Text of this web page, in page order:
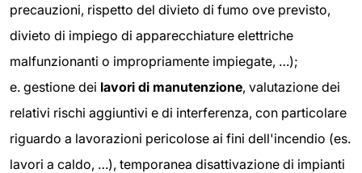
precauzioni, rispetto del divieto di fumo ove previsto,
divieto di impiego di apparecchiature elettriche
malfunzionanti o impropriamente impiegate, …);
e. gestione dei lavori di manutenzione, valutazione dei
relativi rischi aggiuntivi e di interferenza, con particolare
riguardo a lavorazioni pericolose ai fini dell'incendio (es.
lavori a caldo, …), temporanea disattivazione di impianti